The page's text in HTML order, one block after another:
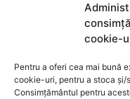
cookie-
Pentru a oferi cea mai bună
cookie-uri, pentru a stoca și/
Consimțământul pentru
Retragere din contract